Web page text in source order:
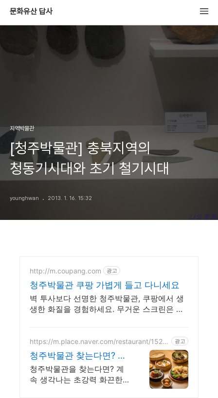
문화유산 답사
지역박물관
[청주박물관] 충북지역의
청동기시대와 초기 철기시대
younghwan 2013. 1. 16. 15:32
http://m.coupang.com 광고
청주박물관 쿠팡 가볍게 들고 다니세요
벽 투사보다 선명한 청주박물관, 쿠팡에서 생
생한 화질을 경험하세요. 무거운 스크린은 이
https://m.place.naver.com/restaurant/1527
광고
청주박물관 찾는다면? 계
속 중독되는매운맛!해장
냉면
청주박물관을 찾는다면? 계
속 생각나는 초강력 화끈한